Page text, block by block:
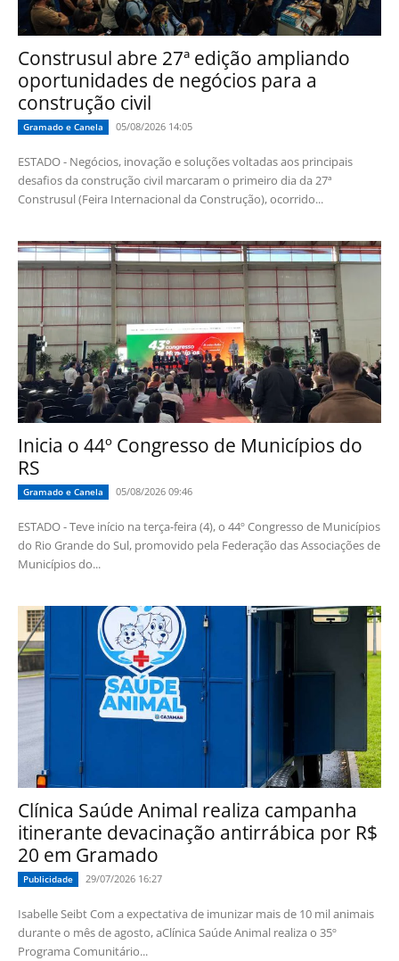
Construsul abre 27ª edição ampliando
oportunidades de negócios para a
construção civil
Gramado e Canela 05/08/2026 14:05
ESTADO - Negócios, inovação e soluções voltadas aos principais
desafios da construção civil marcaram o primeiro dia da 27ª
Construsul (Feira Internacional da Construção), ocorrido...
Inicia o 44º Congresso de Municípios do
RS
Gramado e Canela 05/08/2026 09:46
ESTADO - Teve início na terça-feira (4), o 44º Congresso de Municípios
do Rio Grande do Sul, promovido pela Federação das Associações de
Municípios do...
Clínica Saúde Animal realiza campanha
itinerante devacinação antirrábica por R$
20 em Gramado
Publicidade 29/07/2026 16:27
Isabelle Seibt Com a expectativa de imunizar mais de 10 mil animais
durante o mês de agosto, aClínica Saúde Animal realiza o 35º
Programa Comunitário...